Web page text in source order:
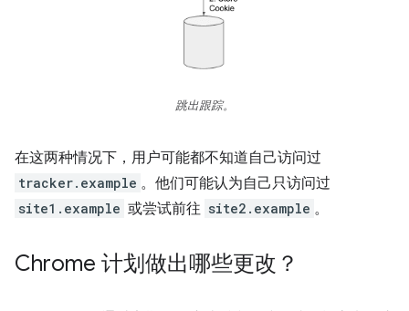
跳出跟踪。
在这两种情况下，用户可能都不知道自己访问过
tracker.example 。他们可能认为自己只访问过
site1.example 或尝试前往 site2.example 。
Chrome 计划做出哪些更改？